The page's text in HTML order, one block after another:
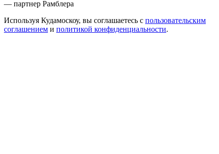
— партнер Рамблера
Используя Кудамоскоу, вы соглашаетесь с пользовательским
соглашением и политикой конфиденциальности.